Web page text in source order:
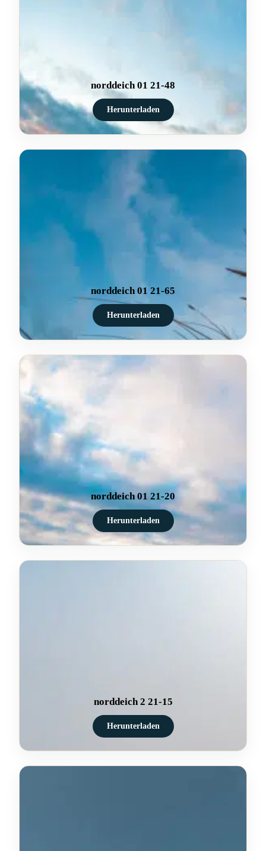
norddeich 01 21-48
Herunterladen
norddeich 01 21-65
Herunterladen
norddeich 01 21-20
Herunterladen
norddeich 2 21-15
Herunterladen